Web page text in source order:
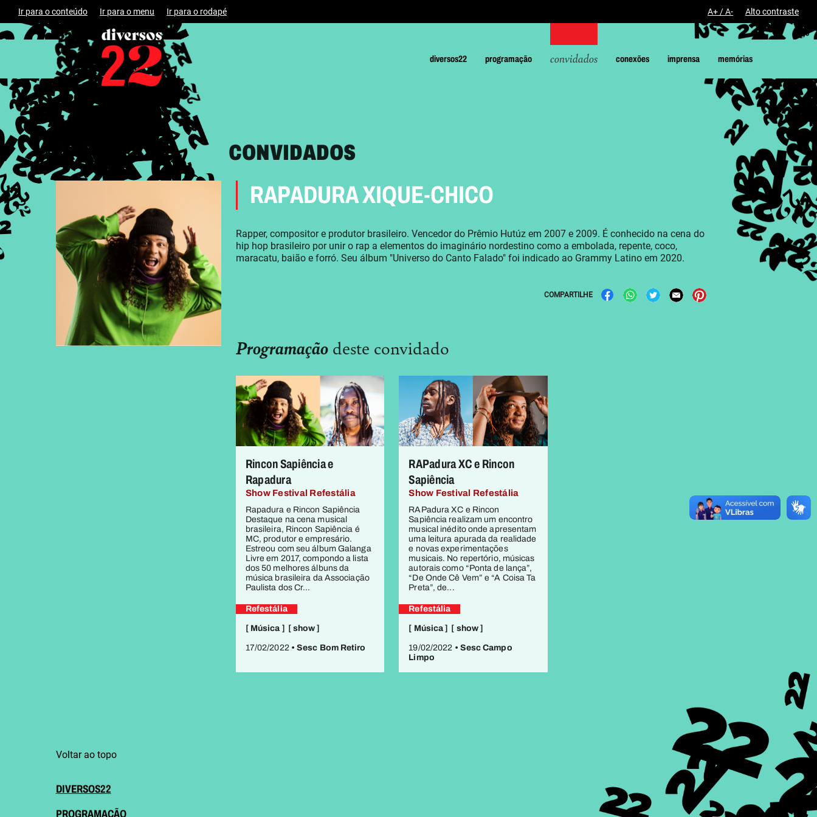
Ir para o conteúdo Ir para o menu Ir para o rodapé A+ / A- Alto contraste
diversos22 programação convidados conexões imprensa memórias
CONVIDADOS
RAPADURA XIQUE-CHICO
Rapper, compositor e produtor brasileiro. Vencedor do Prêmio Hutúz em 2007 e 2009. É conhecido na cena do
hip hop brasileiro por unir o rap a elementos do imaginário nordestino como a embolada, repente, coco,
maracatu, baião e forró. Seu álbum "Universo do Canto Falado" foi indicado ao Grammy Latino em 2020.
COMPARTILHE
Programaçãodeste convidado
Rincon Sapiência e
Rapadura
Show Festival Refestália
Rapadura e Rincon Sapiência
Destaque na cena musical
brasileira, Rincon Sapiência é
MC, produtor e empresário.
Estreou com seu álbum Galanga
Livre em 2017, compondo a lista
dos 50 melhores álbuns da
música brasileira da Associação
Paulista dos Cr...
Refestália
[ Música ] [ show ]
17/02/2022 • Sesc Bom Retiro
RAPadura XC e Rincon
Sapiência
Show Festival Refestália
RAPadura XC e Rincon
Sapiência realizam um encontro
musical inédito onde apresentam
uma leitura apurada da realidade
e novas experimentações
musicais. No repertório, músicas
autorais como “Ponta de lança”,
“De Onde Cê Vem” e “A Coisa Ta
Preta”, de...
Refestália
[ Música ] [ show ]
19/02/2022 • Sesc Campo
Limpo
Voltar ao topo
DIVERSOS22
PROGRAMAÇÃO